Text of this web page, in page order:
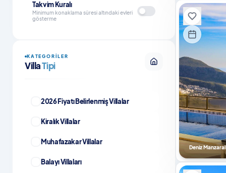
Takvim Kuralı
Minimum konaklama süresi altındaki evleri
gösterme
KATEGORILER
VillaTipi
2026 Fiyatı Belirlenmiş Villalar
Kiralık Villalar
Muhafazakar Villalar
Balayı Villaları
Deniz